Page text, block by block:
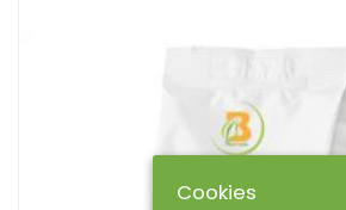
Cookies